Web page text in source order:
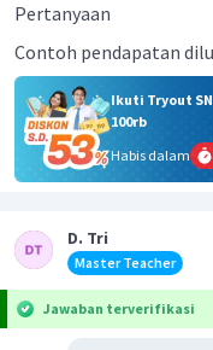
Pertanyaan
Contoh pendapatan
Ikuti Tryout
100rb
Habis dalam
D. Tri
Master Teacher
Jawaban terverifikasi